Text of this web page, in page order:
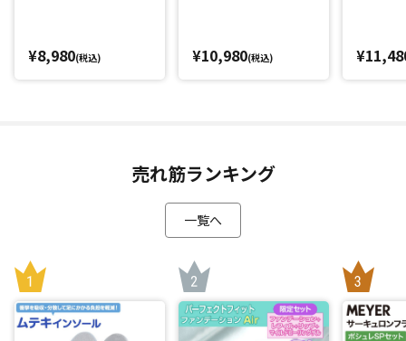
¥8,980(税込) ¥10,980(税込)
売れ筋ランキング
一覧へ